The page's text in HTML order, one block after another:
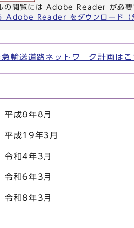
の閲覧には Adobe Reader が必要
Adobe Reader をダウンロード（
輸送道路ネットワーク計画はこ
平成8年8月
平成19年3月
令和4年3月
令和6年3月
令和8年3月